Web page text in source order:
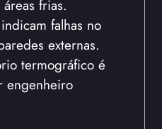
frias.
falhas no
externas.
termográfico é
engenheiro